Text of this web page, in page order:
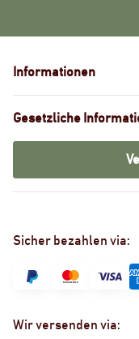
Informationen
Gesetzliche
Sicher bezahlen via:
Wir versenden via: